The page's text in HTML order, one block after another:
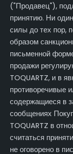
("Продавец"),
принятию. Ни
силы до тех пор,
образом
письменной
продажи
TOQUARTZ, и в
противоречивые
содержащиеся в
сообщениях
TOQUARTZ в
считаться
не оговорено в